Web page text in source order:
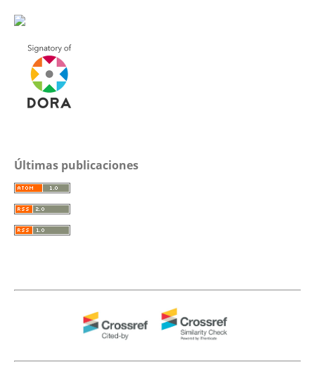
Últimas publicaciones